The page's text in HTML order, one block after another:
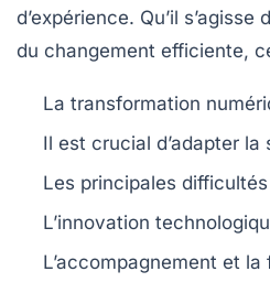
d’expérience. Qu’il
du changement efficiente,
La transformation
Il est crucial d’adapter
Les principales
L’innovation
L’accompagnement et